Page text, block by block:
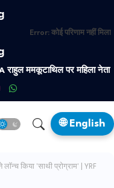
Error: कोई परिणाम नहीं मिला
ममकूटाथिल पर महिला नेता
🌐 English
किया 'साथी प्रोग्राम' | YRF